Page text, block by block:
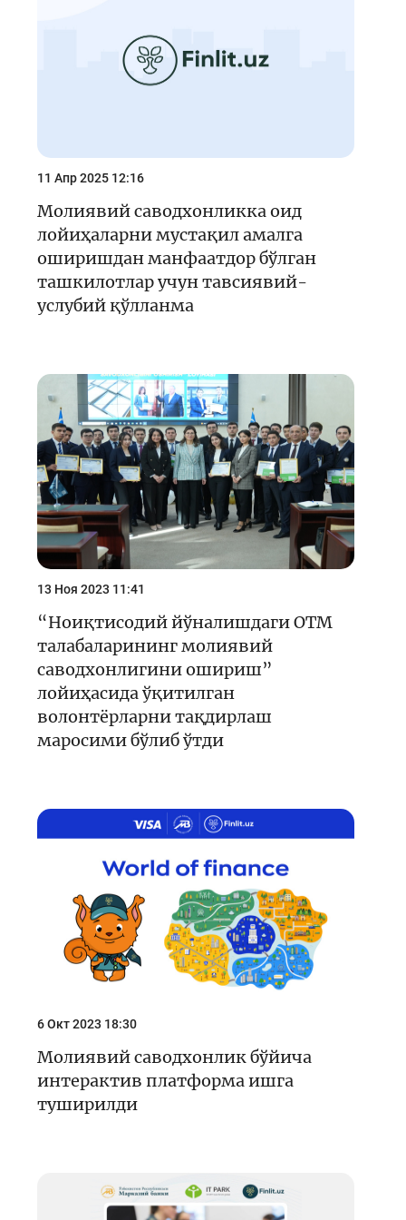
Тренинглар ва семинарлар
Finlit.uz янгиликлари
Интерактив хизматлар
Фотогалерея
Лойиҳа ҳақида
Кенгайтирилган қидирув
11 Апр 2025 12:16
Молиявий саводхонликка оид
лойиҳаларни мустақил амалга
оширишдан манфаатдор бўлган
ташкилотлар учун тавсиявий-
услубий қўлланма
13 Ноя 2023 11:41
“Ноиқтисодий йўналишдаги ОТМ
талабаларининг молиявий
саводхонлигини ошириш”
лойиҳасида ўқитилган
волонтёрларни тақдирлаш
маросими бўлиб ўтди
6 Окт 2023 18:30
Молиявий саводхонлик бўйича
интерактив платформа ишга
туширилди